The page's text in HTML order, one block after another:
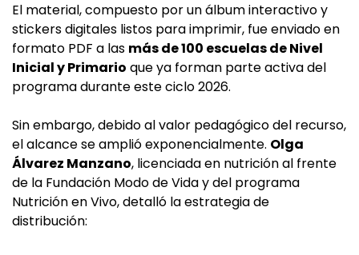
El material, compuesto por un álbum interactivo y
stickers digitales listos para imprimir, fue enviado en
formato PDF a las más de 100 escuelas de Nivel
Inicial y Primario que ya forman parte activa del
programa durante este ciclo 2026.
Sin embargo, debido al valor pedagógico del recurso,
el alcance se amplió exponencialmente. Olga
Álvarez Manzano, licenciada en nutrición al frente
de la Fundación Modo de Vida y del programa
Nutrición en Vivo, detalló la estrategia de
distribución: